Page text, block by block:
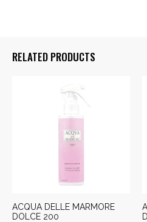
RELATED PRODUCTS
ACQUA DELLE MARMORE
DOLCE 200